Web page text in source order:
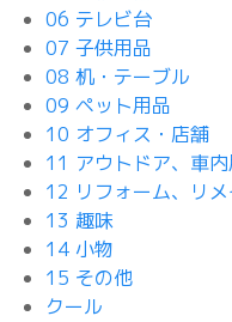
06 テレビ台
07 子供用品
08 机・テーブル
09 ペット用品
10 オフィス・店舗
11 アウトドア、車
12 リフォーム、リメ
13 趣味
14 小物
15 その他
クール